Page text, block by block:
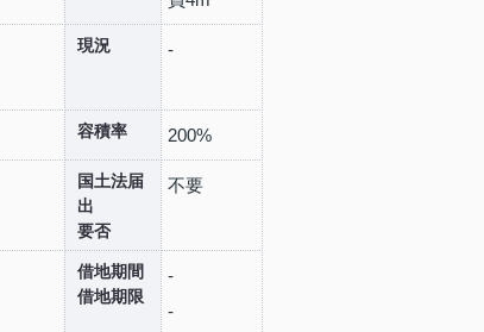
現況 -
容積率 200%
国土法届
出
要否
不要
借地期間
借地期限
-
-